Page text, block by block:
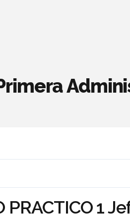
PRACTICO 1